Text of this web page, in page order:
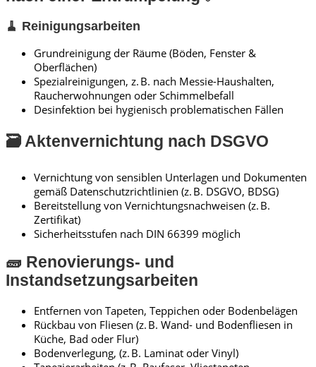
🧹 Reinigungsarbeiten
Grundreinigung der Räume (Böden, Fenster &
Oberflächen)
Spezialreinigungen, z. B. nach Messie-Haushalten,
Raucherwohnungen oder Schimmelbefall
Desinfektion bei hygienisch problematischen Fällen
🗃️ Aktenvernichtung nach DSGVO
Vernichtung von sensiblen Unterlagen und Dokumenten
gemäß Datenschutzrichtlinien (z. B. DSGVO, BDSG)
Bereitstellung von Vernichtungsnachweisen (z. B.
Zertifikat)
Sicherheitsstufen nach DIN 66399 möglich
🧱 Renovierungs- und
Instandsetzungsarbeiten
Entfernen von Tapeten, Teppichen oder Bodenbelägen
Rückbau von Fliesen (z. B. Wand- und Bodenfliesen in
Küche, Bad oder Flur)
Bodenverlegung, (z. B. Laminat oder Vinyl)